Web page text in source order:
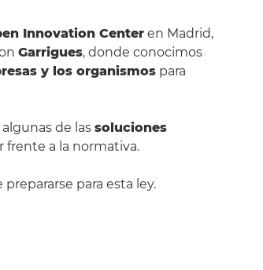
Innovation Center en Madrid,
Garrigues, donde conocimos
y los organismos para
de las soluciones
a la normativa.
para esta ley.